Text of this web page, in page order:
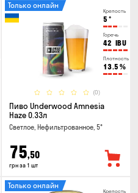
Крепость
5 °
Горечь
42 IBU
Плотность
13.5 %
(0)
Только онлайн
Пиво Underwood Amnesia
Haze 0.33л
Светлое, Нефильтрованное, 5°
75,50
грн за 1 шт
Крепость
Только онлайн